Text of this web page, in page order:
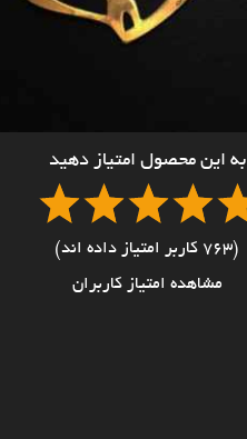
به این محصول امتیاز دهید
(763 کاربر امتیاز داده اند)
مشاهده امتیاز کاربران